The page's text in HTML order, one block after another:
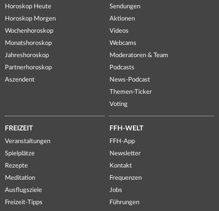
Horoskop Heute
Horoskop Morgen
Wochenhoroskop
Monatshoroskop
Jahreshoroskop
Partnerhoroskop
Aszendent
Sendungen
Aktionen
Videos
Webcams
Moderatoren & Team
Podcasts
News-Podcast
Themen-Ticker
Voting
FREIZEIT
Veranstaltungen
Spielplätze
Rezepte
Meditation
Ausflugsziele
Freizeit-Tipps
FFH-WELT
FFH-App
Newsletter
Kontakt
Frequenzen
Jobs
Führungen